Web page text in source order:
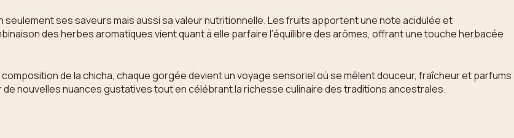
ses saveurs mais aussi sa valeur nutritionnelle. Les fruits apportent une note acidulée et
des herbes aromatiques vient quant à elle parfaire l’équilibre des arômes, offrant une touche herbacée
de la chicha, chaque gorgée devient un voyage sensoriel où se mêlent douceur, fraîcheur et parfums
nouvelles nuances gustatives tout en célébrant la richesse culinaire des traditions ancestrales.